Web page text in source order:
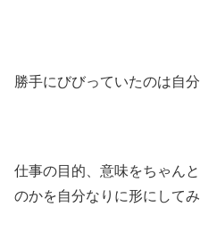
勝手にびびっていたのは自分
仕事の目的、意味をちゃん
のかを自分なりに形にしてみ